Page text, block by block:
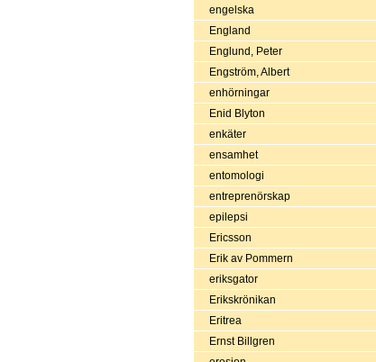
engelska
England
Englund, Peter
Engström, Albert
enhörningar
Enid Blyton
enkäter
ensamhet
entomologi
entreprenörskap
epilepsi
Ericsson
Erik av Pommern
eriksgator
Erikskrönikan
Eritrea
Ernst Billgren